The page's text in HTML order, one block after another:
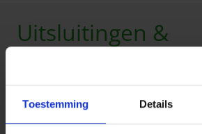
Toestemming Details
Uitsluitingen &
uitsluitingen en beperkingen van
Hier zijn enkele voorbeelden uit de